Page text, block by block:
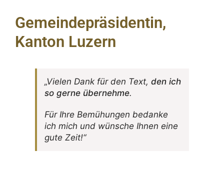
Gemeindepräsidentin,
Kanton Luzern
„Vielen Dank für den Text, den ich
so gerne über­nehme.
Für Ihre Bemü­hungen bedanke
ich mich und wünsche Ihnen eine
gute Zeit!“